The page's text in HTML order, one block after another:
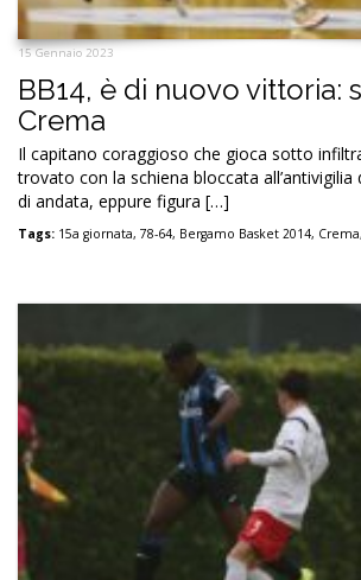
15 Gennaio 2023
BB14, è di nuovo vittoria:
Crema
Il capitano coraggioso che gioca sotto
trovato con la schiena bloccata all’antivigilia
di andata, eppure figura […]
Tags: 15a giornata, 78-64, Bergamo Basket 2014, Crema,